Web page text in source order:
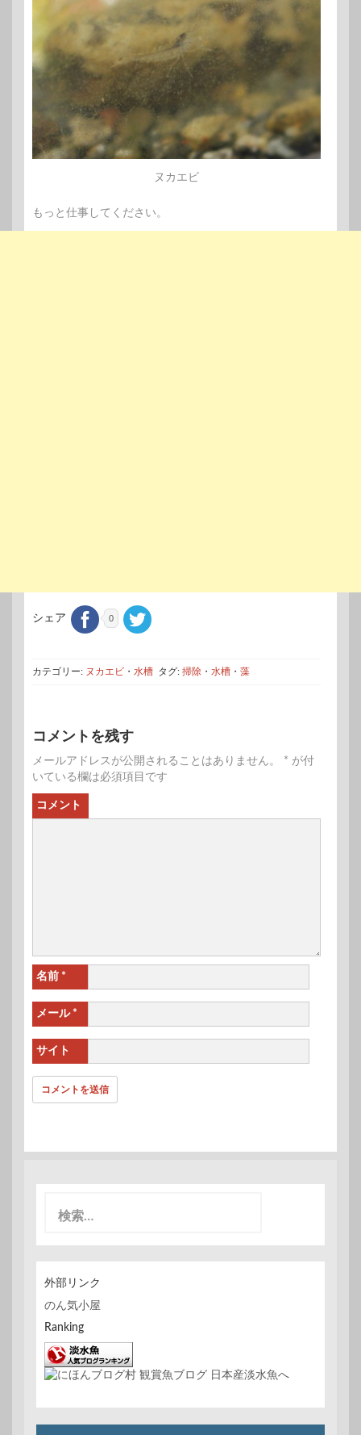
ヌカエビ
もっと仕事してください。
シェア 0
カテゴリー: ヌカエビ ・ 水槽 タグ: 掃除 ・ 水槽 ・ 藻
コメントを残す
メールアドレスが公開されることはありません。 * が付
いている欄は必須項目です
コメント
名前 *
メール *
サイト
外部リンク
のん気小屋
Ranking